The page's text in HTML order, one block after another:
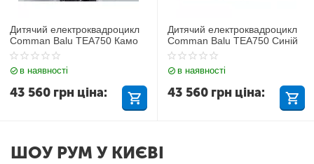
Дитячий електроквадроцикл
Comman Balu TEA750 Камо
в наявності
43 560 грн ціна:
Дитячий електроквадроцикл
Comman Balu TEA750 Синій
в наявності
43 560 грн ціна:
ШОУ РУМ У КИЄВІ